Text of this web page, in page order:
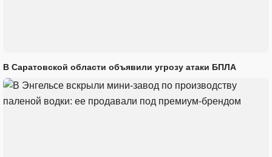
В Саратовской области объявили угрозу атаки БПЛА